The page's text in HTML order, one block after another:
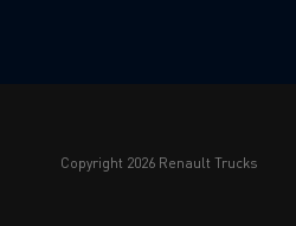
copyright 2026 Renault Trucks